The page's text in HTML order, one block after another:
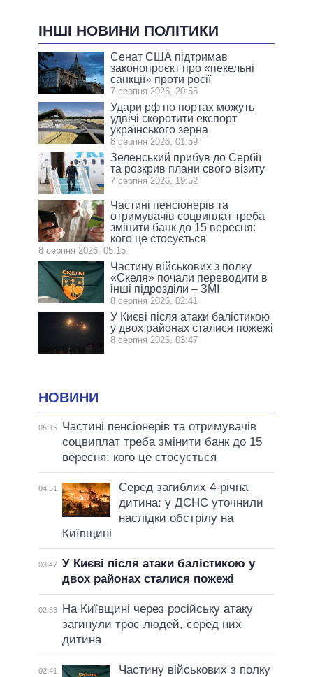
ІНШІ НОВИНИ ПОЛІТИКИ
Сенат США підтримав
законопроєкт про «пекельні
санкції» проти росії
7 серпня 2026, 20:55
Удари рф по портах можуть
удвічі скоротити експорт
українського зерна
8 серпня 2026, 01:59
Зеленський прибув до Сербії
та розкрив плани свого візиту
7 серпня 2026, 19:52
Частині пенсіонерів та
отримувачів соцвиплат треба
змінити банк до 15 вересня:
кого це стосується
8 серпня 2026, 05:15
Частину військових з полку
«Скеля» почали переводити в
інші підрозділи – ЗМІ
8 серпня 2026, 02:41
У Києві після атаки балістикою
у двох районах сталися пожежі
8 серпня 2026, 03:47
НОВИНИ
05:15
Частині пенсіонерів та отримувачів
соцвиплат треба змінити банк до 15
вересня: кого це стосується
04:51
Серед загиблих 4-річна
дитина: у ДСНС уточнили
наслідки обстрілу на
Київщині
03:47 У Києві після атаки балістикою у
двох районах сталися пожежі
02:53
На Київщині через російську атаку
загинули троє людей, серед них
дитина
02:41
Частину військових з полку